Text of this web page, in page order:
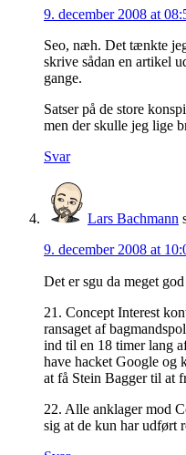
9. december 2008 at
Seo, næh. Det tænkte
skrive sådan en artikel
gange.
Satser på de store
men der skulle jeg lige
Svar
Lars Bachmann
9. december 2008 at
Det er sgu da meget
21. Concept Interest
ransaget af
ind til en 18 timer lang
have hacket Google og
at få Stein Bagger til at
22. Alle anklager mod
sig at de kun har udført